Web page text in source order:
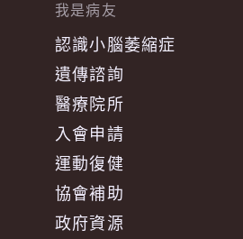
我是病友
認識小腦萎縮症
遺傳諮詢
醫療院所
入會申請
運動復健
協會補助
政府資源